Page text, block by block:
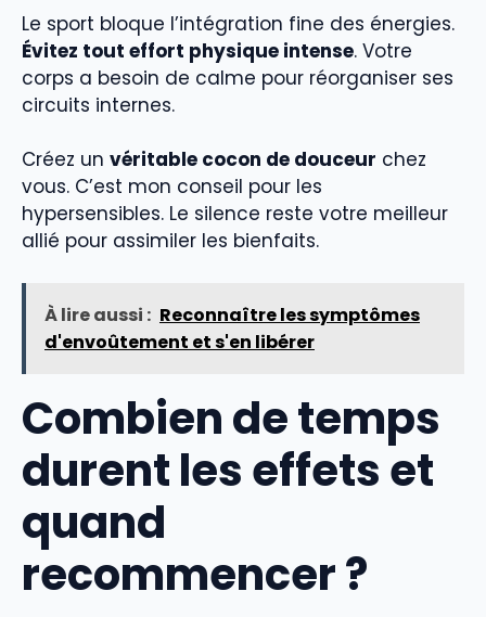
Le sport bloque l’intégration fine des énergies.
Évitez tout effort physique intense. Votre
corps a besoin de calme pour réorganiser ses
circuits internes.
Créez un véritable cocon de douceur chez
vous. C’est mon conseil pour les
hypersensibles. Le silence reste votre meilleur
allié pour assimiler les bienfaits.
À lire aussi : Reconnaître les symptômes
d'envoûtement et s'en libérer
Combien de temps
durent les effets et
quand
recommencer ?